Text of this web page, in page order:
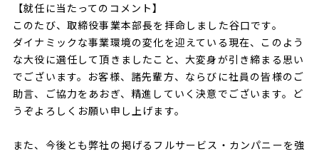
【就任に当たってのコメント】
このたび、取締役事業本部長を拝命しました谷口です。
ダイナミックな事業環境の変化を迎えている現在、このよう
な大役に選任して頂きましたこと、大変身が引き締まる思い
でございます。お客様、諸先輩方、ならびに社員の皆様のご
助言、ご協力をあおぎ、精進していく決意でございます。ど
うぞよろしくお願い申し上げます。
また、今後とも弊社の掲げるフルサービス・カンパニーを強